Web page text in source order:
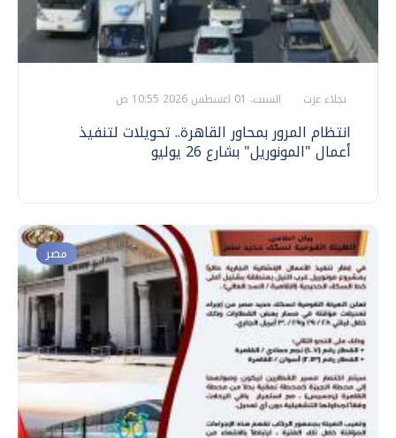
نجلاء عزت السبت، 01 اغسطس 2026 10:55 ص
انتظام المرور بمحاور القاهرة.. تحويلات لتنفيذ
أعمال "المونوريل" بشارع 26 يوليو
مصر